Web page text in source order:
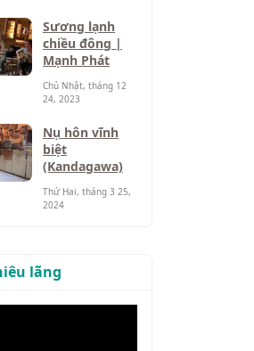
Sương lạnh
chiều đông |
Mạnh Phát
Chủ Nhật, tháng 12
24, 2023
Nụ hôn vĩnh
biệt
(Kandagawa)
Thứ Hai, tháng 3 25,
2024
lãng